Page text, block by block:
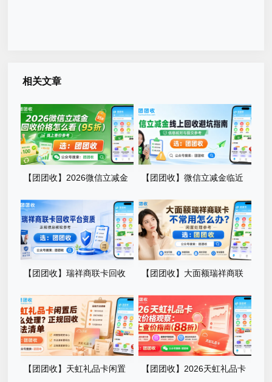
相关文章
【团团收】2026微信立减金
回收价格怎么看？最新查价手
册
【团团收】微信立减金临近
有效期怎么处理？线上回收避
坑指南
【团团收】瑞祥商联卡回收
平台资质如何核验？安全渠道
筛选攻略
【团团收】大面额瑞祥商联
卡不常用怎么办？正规回收方
案手册
【团团收】天虹礼品卡闲置
【团团收】2026天虹礼品卡